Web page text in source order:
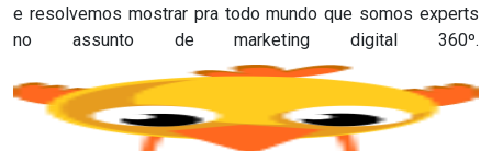
e resolvemos mostrar pra todo mundo que somos experts
no assunto de marketing digital 360º.